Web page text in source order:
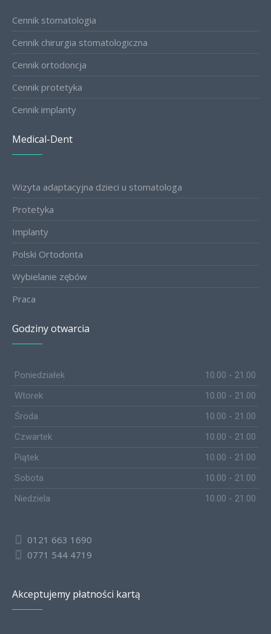
Cennik stomatologia
Cennik chirurgia stomatologiczna
Cennik ortodoncja
Cennik protetyka
Cennik implanty
Medical-Dent
Wizyta adaptacyjna dzieci u stomatologa
Protetyka
Implanty
Polski Ortodonta
Wybielanie zębów
Praca
Godziny otwarcia
Poniedziałek
10.00 - 21.00
Wtorek
10.00 - 21.00
Środa
10.00 - 21.00
Czwartek
10.00 - 21.00
Piątek
10.00 - 21.00
Sobota
10.00 - 21.00
Niedziela
10.00 - 21.00
0121 663 1690
0771 544 4719
Akceptujemy płatności kartą